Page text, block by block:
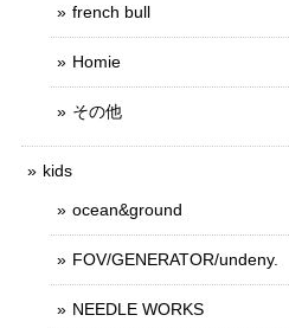
french bull
Homie
その他
kids
ocean&ground
FOV/GENERATOR/undeny.
NEEDLE WORKS